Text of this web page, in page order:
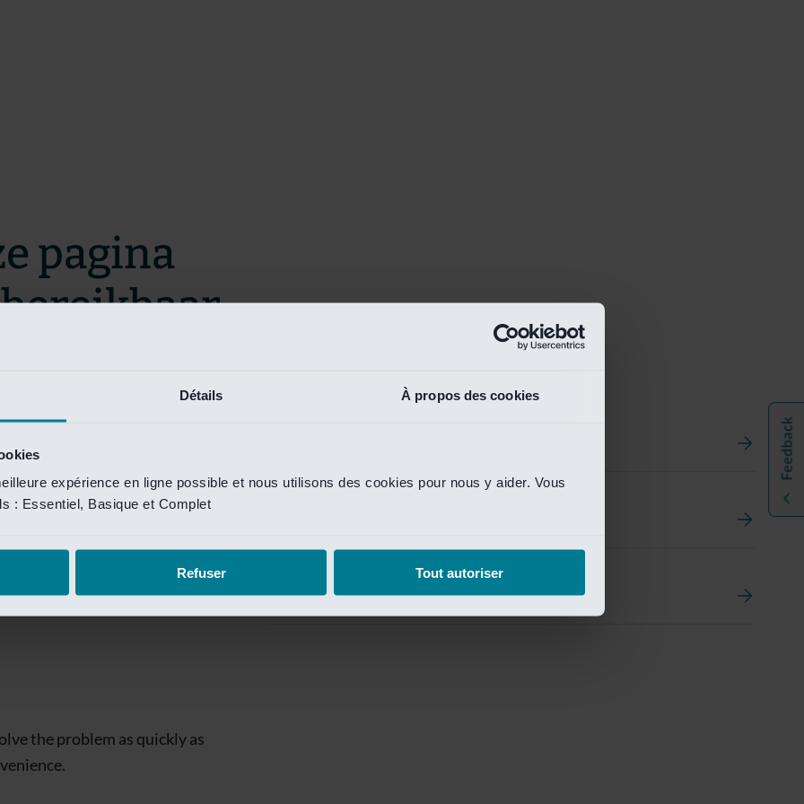
Détails À propos des cookies
expérience en ligne possible et nous utilisons des cookies pour nous y aider. Vous
: Essentiel, Basique et Complet
Refuser Tout autoriser
Van Lanschot Kempen Research
pagina
zo snel mogelijk te verhelpen.
te krijgen.
is
the problem as quickly as